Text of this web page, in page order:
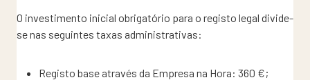
O investimento inicial obrigatório para o registo legal divide-
se nas seguintes taxas administrativas:
Registo base através da Empresa na Hora: 360 €;